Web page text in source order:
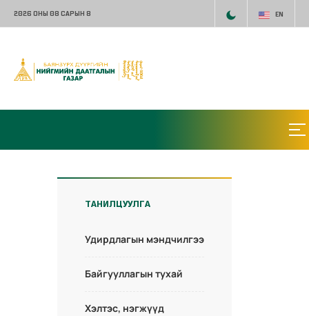
2026 ОНЫ 08 САРЫН 8 EN
ТАНИЛЦУУЛГА
Удирдлагын мэндчилгээ
Байгууллагын тухай
Хэлтэс, нэгжүүд